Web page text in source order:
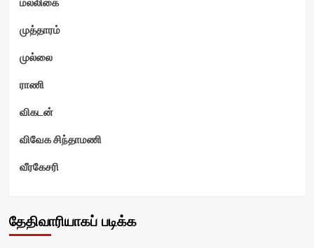
முத்தாரம்
முல்லை
ராணி
விகடன்
விவேக சிந்தாமணி
வீரகேசரி
தேதிவாரியாகப் படிக்க